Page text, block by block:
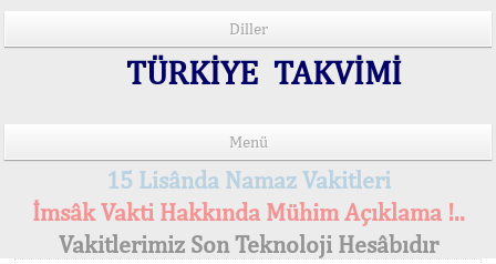
Diller
TÜRKİYE TAKVİMİ
Menü
15 Lisânda Namaz Vakitleri
İmsâk Vakti Hakkında Mühim Açıklama !..
Vakitlerimiz Son Teknoloji Hesâbıdır